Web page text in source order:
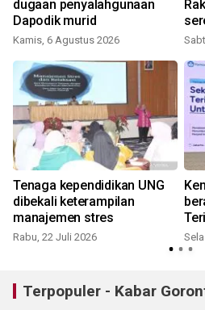
dugaan penyalahgunaan
Dapodik murid
Kamis, 6 Agustus 2026
Tenaga kependidikan UNG
dibekali keterampilan
manajemen stres
Rabu, 22 Juli 2026
Terpopuler - Kabar